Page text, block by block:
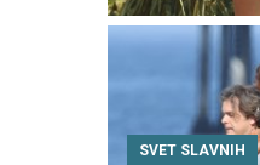
SVET SLAVNIH